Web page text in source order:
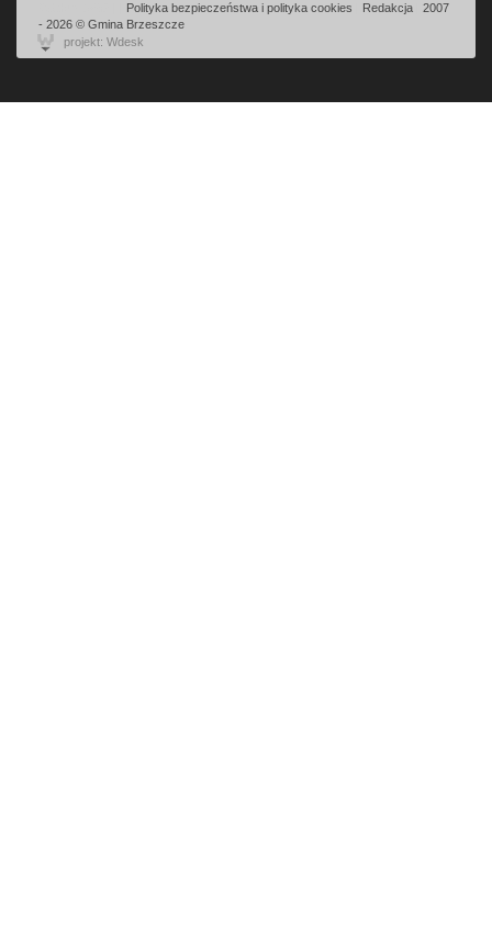
Polityka bezpieczeństwa i polityka cookies Redakcja
2007
- 2026 © Gmina Brzeszcze
projekt: Wdesk